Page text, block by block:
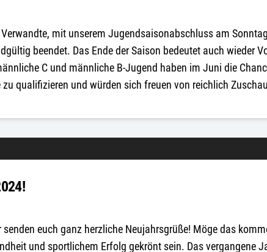
mit unserem Jugendsaisonabschluss am
beendet. Das Ende der Saison bedeutet auch wieder
C und männliche B-Jugend haben im Juni die
zu qualifizieren und würden sich freuen von reichlich
euch ganz herzliche Neujahrsgrüße! Möge das
und sportlichem Erfolg gekrönt sein. Das vergangene